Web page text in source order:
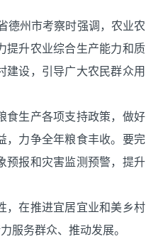
德州市考察时强调，农业农
提升农业综合生产能力和质
建设，引导广大农民群众用
食生产各项支持政策，做好
，力争全年粮食丰收。要完
预报和灾害监测预警，提升
，在推进宜居宜业和美乡村
服务群众、推动发展。